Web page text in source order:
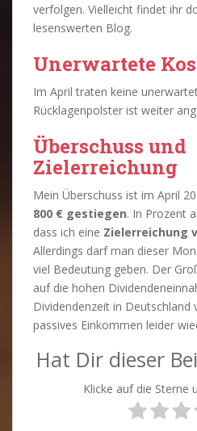
verfolgen. Vielleicht findet ihr
lesenswerten Blog.
Unerwartete
Im April traten keine
Rücklagenpolster ist weiter
Überschuss und
Zielerreichung
Mein Überschuss ist im April
800 € gestiegen. In Prozent
dass ich eine Zielerreichung
Allerdings darf man dieser
viel Bedeutung geben. Der
auf die hohen
Dividendenzeit in Deutschland
passives Einkommen leider
Hat Dir dieser
Klicke auf die Sterne